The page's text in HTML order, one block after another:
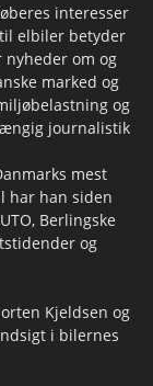
interesser
elbiler betyder
om og
marked og
og
journalistik
mest
har han siden
Berlingske
og
Kjeldsen og
i bilernes